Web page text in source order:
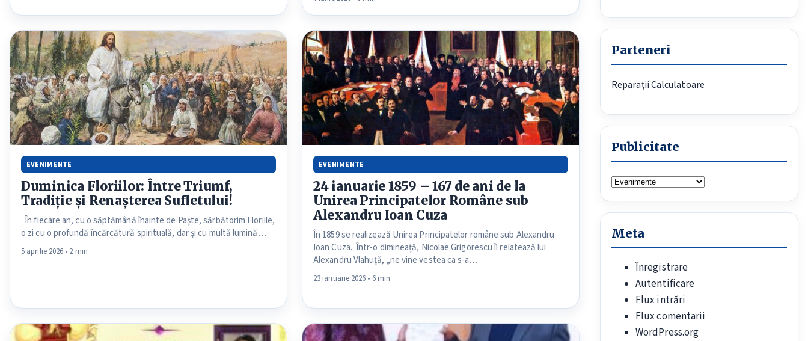
EVENIMENTE
Duminica Floriilor: Între Triumf,
Tradiție și Renașterea Sufletului!
În fiecare an, cu o săptămână înainte de Paște, sărbătorim Floriile,
o zi cu o profundă încărcătură spirituală, dar și cu multă lumină…
5 aprilie 2026 • 2 min
EVENIMENTE
24 ianuarie 1859 – 167 de ani de la
Unirea Principatelor Române sub
Alexandru Ioan Cuza
În 1859 se realizează Unirea Principatelor române sub Alexandru
Ioan Cuza. Într-o dimineață, Nicolae Grigorescu îi relatează lui
Alexandru Vlahuță, „ne vine vestea ca s-a…
23 ianuarie 2026 • 6 min
Parteneri
Reparații Calculatoare
Publicitate
Publicitate
Meta
Înregistrare
Autentificare
Flux intrări
Flux comentarii
WordPress.org